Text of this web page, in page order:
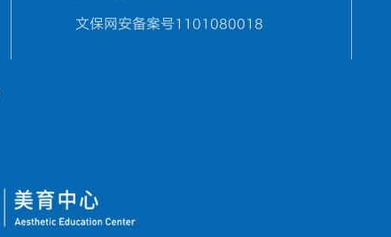
文保网安备案号1101080018